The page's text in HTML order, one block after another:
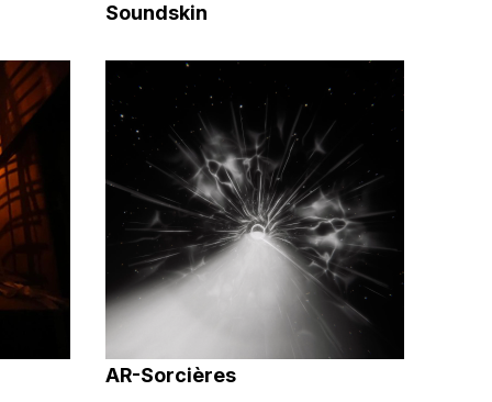
Soundskin
AR-Sorcières